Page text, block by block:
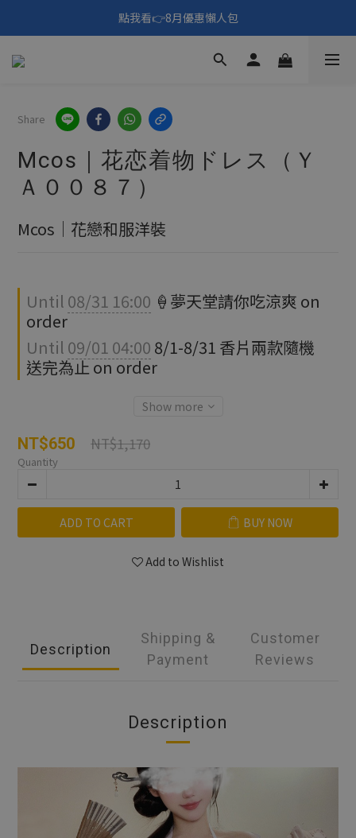
🎑《仲夏夜之淫夢》野獸先輩主題展！🙌點我看活動內容🙌
點我看👉8月優惠懶人包
填寫問券拿 69元折扣🧧
Share
Mcos｜花恋着物ドレス（Ｙ
Ａ００８７）
Mcos｜花戀和服洋裝
Until 08/31 16:00 🍦夢天堂請你吃涼爽 on
order
Until 09/01 04:00 8/1-8/31 香片兩款隨機
送完為止 on order
Show more
NT$650 NT$1,170
Quantity
ADD TO CART BUY NOW
Add to Wishlist
Description
Shipping &
Payment
Customer
Reviews
Description